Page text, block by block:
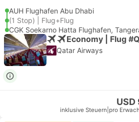
AUH Flughafen Abu Dhabi
(1 Stop) | Flug+Flug
CGK Soekarno Hatta Flughafen,
Economy | Flug
Qatar Airways
USD
inklusive Steuern pro